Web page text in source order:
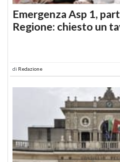
Emergenza Asp 1,
Regione: chiesto un
di Redazione